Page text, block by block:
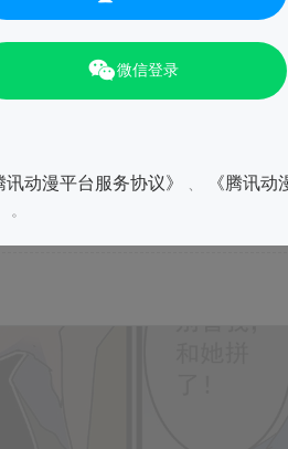
微信登录
讯动漫平台服务协议》
《腾讯动
。